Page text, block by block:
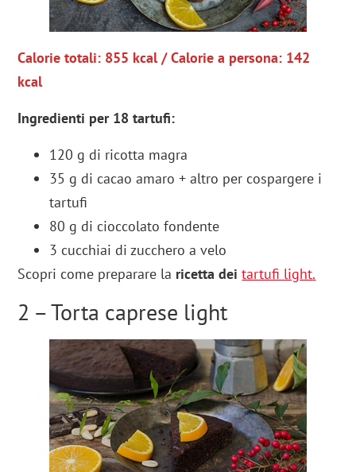
Calorie totali: 855 kcal / Calorie a persona: 142
kcal
Ingredienti per 18 tartufi:
120 g di ricotta magra
35 g di cacao amaro + altro per cospargere i
tartufi
80 g di cioccolato fondente
3 cucchiai di zucchero a velo
Scopri come preparare la ricetta deitartufi light.
2 – Torta caprese light